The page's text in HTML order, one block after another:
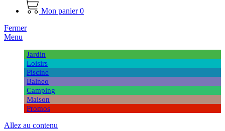
Mon panier 0
Fermer
Menu
Jardin
Loisirs
Piscine
Balneo
Camping
Maison
Promos
Allez au contenu